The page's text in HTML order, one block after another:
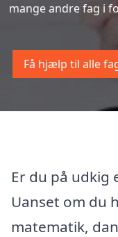
mange andre fag i
Få hjælp til alle
Er du på udkig
Uanset om du
matematik,